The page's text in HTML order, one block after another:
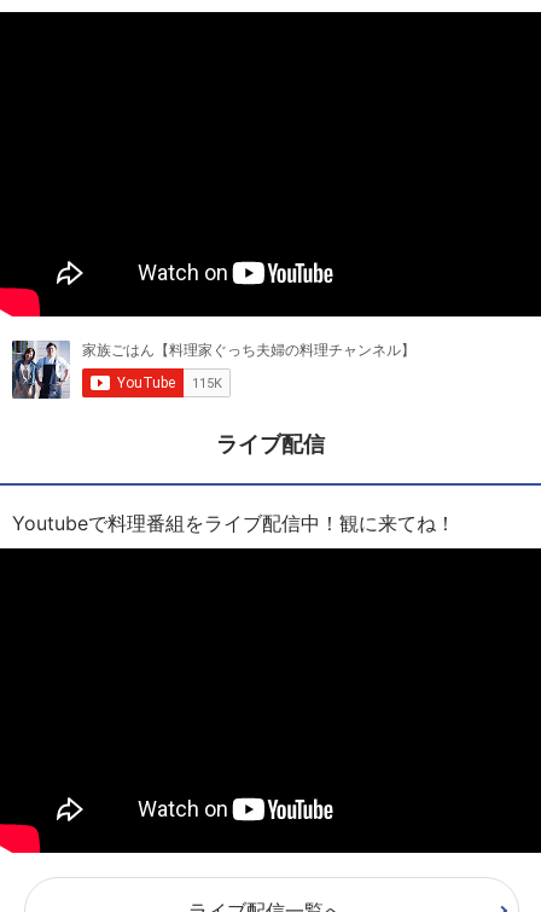
ライブ配信
Youtubeで料理番組をライブ配信中！観に来てね！